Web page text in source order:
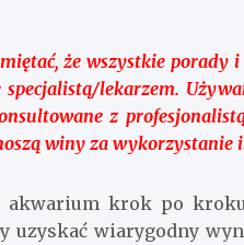
że wszystkie porady
lekarzem.
z
winy za
akwarium krok po
uzyskać wiarygodny